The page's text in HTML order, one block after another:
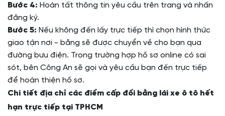
Bước 4: Hoàn tất thông tin yêu cầu trên trang và nhấn
đăng ký.
Bước 5: Nếu không đến lấy trực tiếp thì chọn hình thức
giao tận nơi - bằng sẽ được chuyển về cho bạn qua
đường bưu điện. Trong trường hợp hồ sơ online có sai
sót, bên Công An sẽ gọi và yêu cầu bạn đến trực tiếp
để hoàn thiện hồ sơ.
Chi tiết địa chỉ các điểm cấp đổi bằng lái xe ô tô hết
hạn trực tiếp tại TPHCM